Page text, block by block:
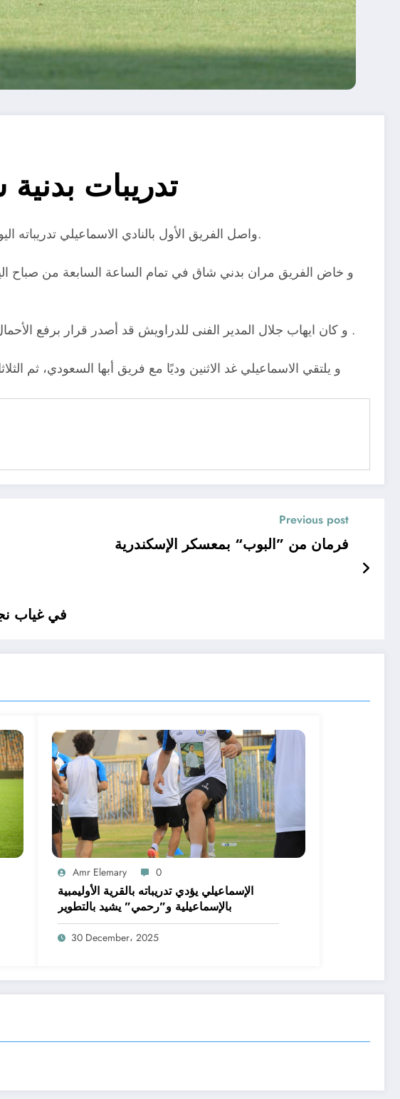
تدريبات
واصل الفريق الأول بالنادي الاسماعيلي تدريباته اليومية صباح اليوم الأحد داخل معسكر الفريق بالإسكندرية استعدادًا لعودة و استئناف مسابقة الدوري العام.
و خاض الفريق مران بدني شاق في تمام الساعة السابعة من صباح
و كان ايهاب جلال المدير الفنى للدراويش قد أصدر قرار برفع الأحمال البدنية من خلال اقامة تدريبات الفريق على فترتين لتجهيز اللاعب بالشكل الأمثل للعودة الى المباريات .
و يلتقي الاسماعيلي غد الاثنين وديًا مع فريق أبها السعودي، ثم
Previous post
فرمان من ”البوب“ بمعسكر الإسكندرية
في غياب
Amr Elemary 0
الإسماعيلي يؤدي تدريباته بالقرية الأوليمبية
بالإسماعيلية و”رحمي” يشيد بالتطوير
30 December، 2025